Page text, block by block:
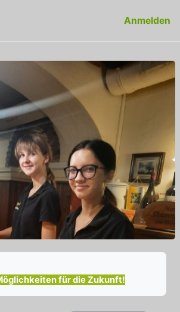
Anmelden
für die Zukunft!